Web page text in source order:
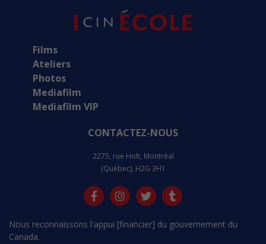
Films
Ateliers
Photos
Mediafilm
Mediafilm VIP
CONTACTEZ-NOUS
2275, rue Holt, Montréal
(Québec), H2G 3H1
Nous reconnaissons l'appui [financier] du gouvernement du
Canada.